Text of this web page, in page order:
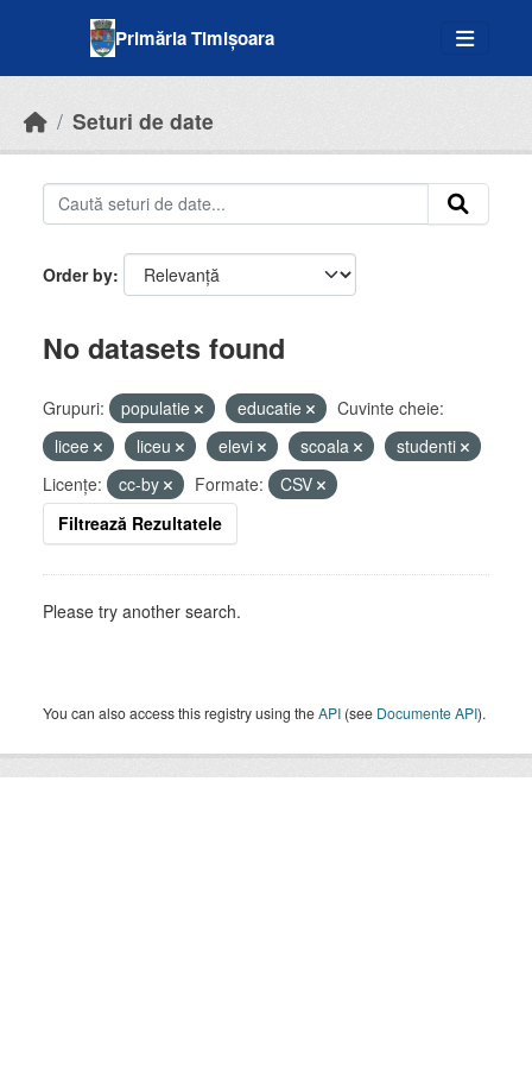
Primăria Timișoara
Seturi de date
Order by
No datasets found
Grupuri: populatie educatie
Cuvinte cheie:
licee
liceu elevi scoala
studenti
Licenţe:
cc-by Formate:
CSV
Filtrează Rezultatele
Please try another search.
You can also access this registry using theAPI (see Documente API).